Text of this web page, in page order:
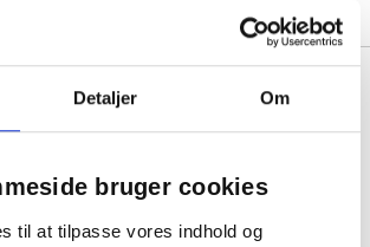
Detaljer Om
bruger cookies
til at tilpasse vores indhold og
BOPP/virgin 20x25cm
uperforeret
Min. køb: 2000 stk á 0,78
Spar: 0,14 (-15%)